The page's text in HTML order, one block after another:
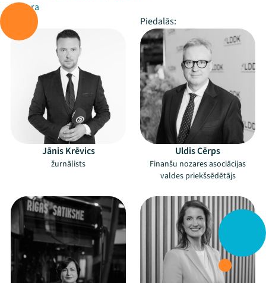
Laflora
Piedalās:
Jānis Krēvics
žurnālists
Uldis Cērps
Finanšu nozares asociācijas
valdes priekšsēdētājs